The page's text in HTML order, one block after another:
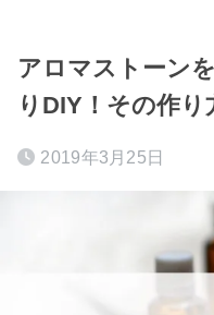
アロマストーン
りDIY！その作り
2019年3月25日